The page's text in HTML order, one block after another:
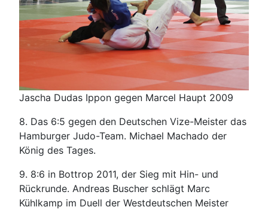
Jascha Dudas Ippon gegen Marcel Haupt 2009
8. Das 6:5 gegen den Deutschen Vize-Meister das
Hamburger Judo-Team. Michael Machado der
König des Tages.
9. 8:6 in Bottrop 2011, der Sieg mit Hin- und
Rückrunde. Andreas Buscher schlägt Marc
Kühlkamp im Duell der Westdeutschen Meister